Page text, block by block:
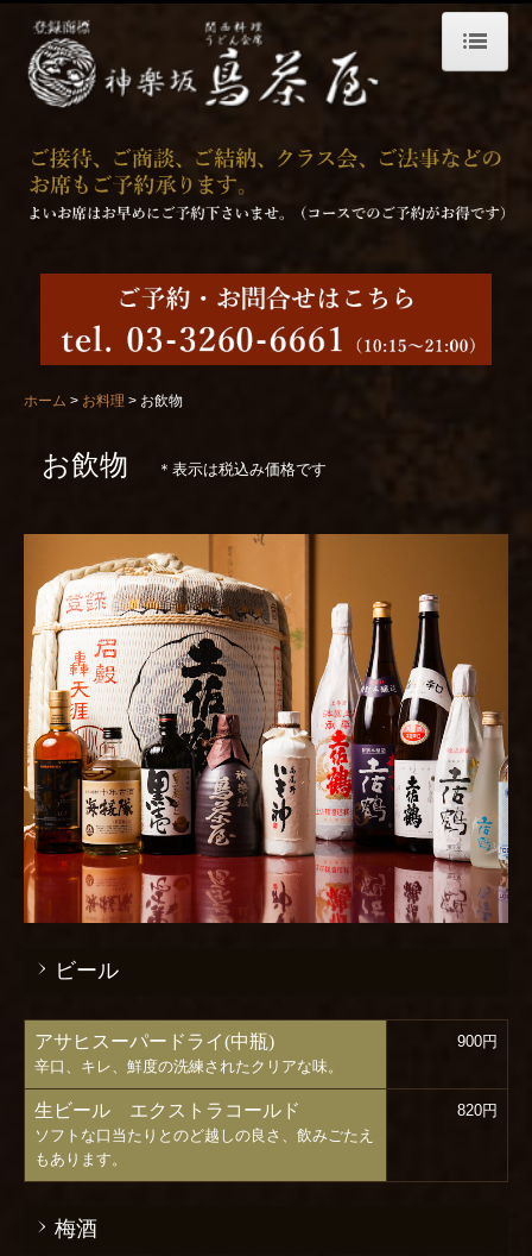
ホーム
プライバシーポリシー
お料理
夜のお料理
お飲物
個室・ご宴会
感染予防対策について
お食い初め
ご結納・お顔合わせ
ご婚礼
お誕生日 デザートプレート
ホーム お料理 お飲物
お飲物 ＊表示は税込み価格です
ビール
アサヒスーパードライ(中瓶)
辛口、キレ、鮮度の洗練されたクリアな味。
900円
生ビール エクストラコールド
ソフトな口当たりとのど越しの良さ、飲みごたえ
もあります。
820円
梅酒